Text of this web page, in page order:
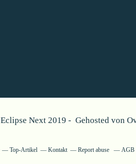
Eclipse Next 2019 - Gehosted von
Top-Artikel Kontakt Report abuse AGB